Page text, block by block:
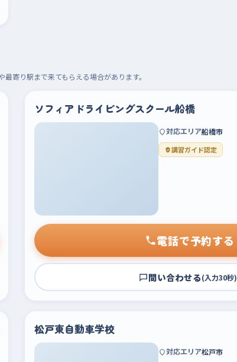
寄り駅まで来てもらえる場合があります。
ソフィアドライビングスクール船橋
対応エリア船橋市
講習ガイド認定
電話で予約する
問い合わせる(入力30秒)
松戸東自動車学校
対応エリア松戸市